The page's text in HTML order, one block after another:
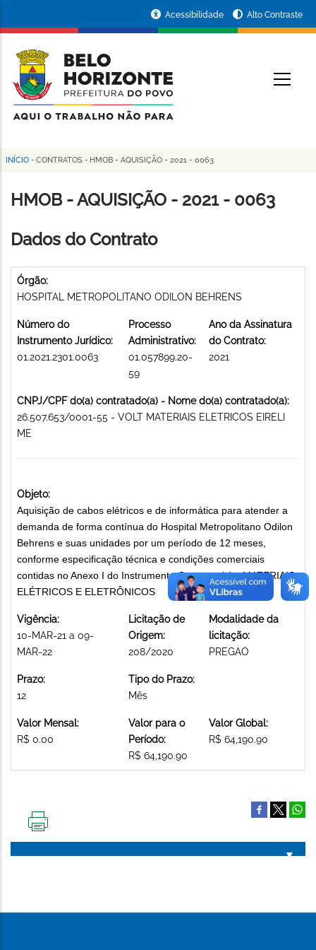
conteúdo
principal
da
Prefeitura
de
Horizonte
Acessibilidade Alto Contraste
Trilha
de
INÍCIO - CONTRATOS - HMOB - AQUISIÇÃO - 2021 - 0063
HMOB - AQUISIÇÃO - 2021 - 0063
Dados do Contrato
Órgão:
HOSPITAL METROPOLITANO ODILON BEHRENS
Número do
Instrumento Jurídico:
01.2021.2301.0063
Processo
Administrativo:
01.057899.20-
59
Ano da Assinatura
do Contrato:
2021
CNPJ/CPF do(a) contratado(a) - Nome do(a) contratado(a):
26.507.653/0001-55 - VOLT MATERIAIS ELETRICOS EIRELI
ME
Objeto:
Aquisição de cabos elétricos e de informática para atender a
demanda de forma contínua do Hospital Metropolitano Odilon
Behrens e suas unidades por um período de 12 meses,
conforme especificação técnica e condições comerciais
contidas no Anexo I do Instrumento Convocatório. MATERIAIS
ELÉTRICOS E ELETRÔNICOS
Vigência:
10-MAR-21 a 09-
MAR-22
Licitação de
Origem:
208/2020
Modalidade da
licitação:
PREGAO
Prazo:
12
Tipo do Prazo:
Mês
Valor Mensal:
R$ 0.00
Valor para o
Período:
R$ 64,190.90
Valor Global:
R$ 64,190.90
PÁGINA